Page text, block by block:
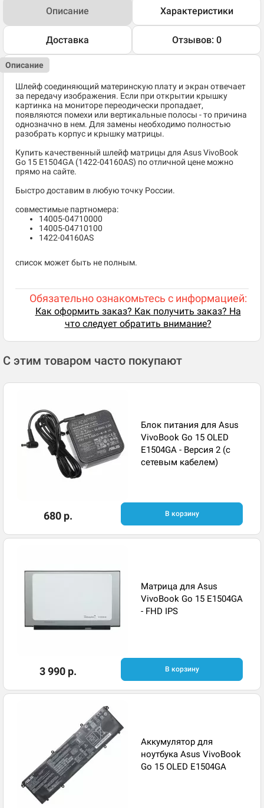
Описание Характеристики
Доставка Отзывов: 0
Описание
Шлейф соединяющий материнскую плату и экран отвечает
за передачу изображения. Если при открытии крышку
картинка на мониторе переодически пропадает,
появляются помехи или вертикальные полосы - то причина
однозначно в нем. Для замены необходимо полностью
разобрать корпус и крышку матрицы.
Купить качественный шлейф матрицы для Asus VivoBook
Go 15 E1504GA (1422-04160AS) по отличной цене можно
прямо на сайте.
Быстро доставим в любую точку России.
совместимые партномера:
14005-04710000
14005-04710100
1422-04160AS
список может быть не полным.
Обязательно ознакомьтесь с информацией:
Как оформить заказ? Как получить заказ? На
что следует обратить внимание?
С этим товаром часто покупают
Блок питания для Asus
VivoBook Go 15 OLED
E1504GA - Версия 2 (с
сетевым кабелем)
680 р. В корзину
Матрица для Asus
VivoBook Go 15 E1504GA
- FHD IPS
3 990 р. В корзину
Аккумулятор для
ноутбука Asus VivoBook
Go 15 OLED E1504GA